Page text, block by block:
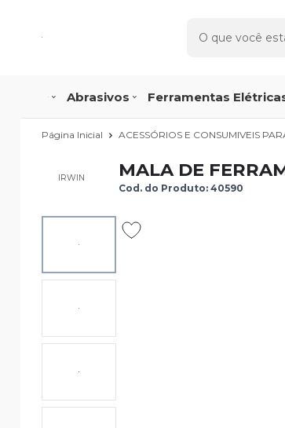
Abrasivos Ferramentas
Página Inicial ACESSÓRIOS E CONSUMIVEIS
IRWIN MALA DE
Cod. do Produto: 40590